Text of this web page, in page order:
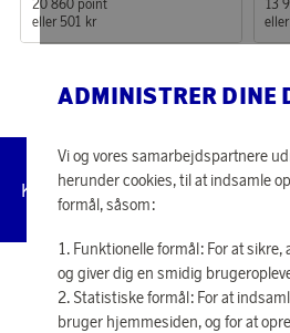
20 860 point
eller 501 kr
13
eller
ADMINISTRER DINE
Vi og vores samarbejdspartnere
herunder cookies, til at indsamle
formål, såsom:
Funktionelle formål: For at
og giver dig en smidig
Statistiske formål: For at
bruger hjemmesiden, og for at
Kundeservice Vilkår
© 2026 Scandinavian Airlines System-
902001-7720, 195 87